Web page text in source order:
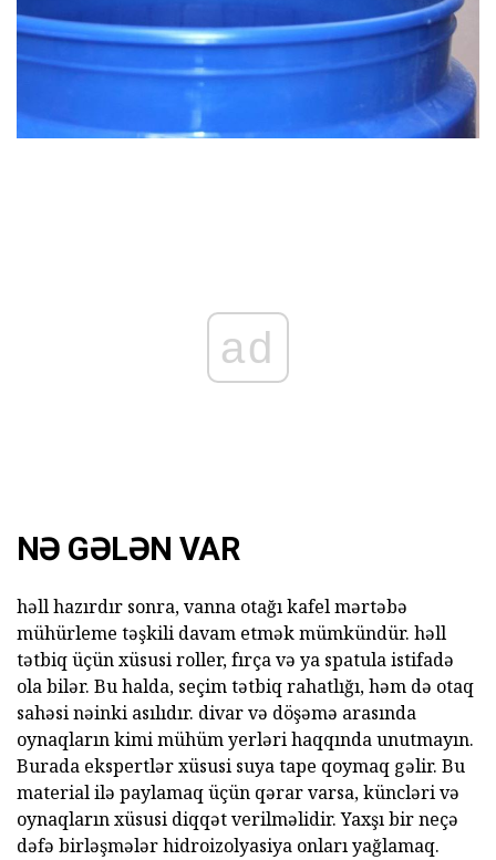
ad
NƏ GƏLƏN VAR
həll hazırdır sonra, vanna otağı kafel mərtəbə
mühürleme təşkili davam etmək mümkündür. həll
tətbiq üçün xüsusi roller, fırça və ya spatula istifadə
ola bilər. Bu halda, seçim tətbiq rahatlığı, həm də otaq
sahəsi nəinki asılıdır. divar və döşəmə arasında
oynaqların kimi mühüm yerləri haqqında unutmayın.
Burada ekspertlər xüsusi suya tape qoymaq gəlir. Bu
material ilə paylamaq üçün qərar varsa, küncləri və
oynaqların xüsusi diqqət verilməlidir. Yaxşı bir neçə
dəfə birləşmələr hidroizolyasiya onları yağlamaq.